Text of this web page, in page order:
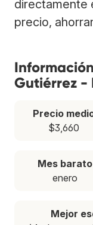
directamente
precio,
Gutiérrez -
Precio
$3,660
Mes barato
enero
Mejor